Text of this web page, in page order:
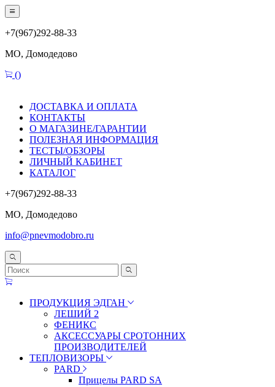
+7(967)292-88-33
МО, Домодедово
()
ДОСТАВКА И ОПЛАТА
КОНТАКТЫ
О МАГАЗИНЕ/ГАРАНТИИ
ПОЛЕЗНАЯ ИНФОРМАЦИЯ
ТЕСТЫ/ОБЗОРЫ
ЛИЧНЫЙ КАБИНЕТ
КАТАЛОГ
+7(967)292-88-33
МО, Домодедово
info@pnevmodobro.ru
ПРОДУКЦИЯ ЭДГАН
ЛЕШИЙ 2
ФЕНИКС
АКСЕССУАРЫ СРОТОННИХ
ПРОИЗВОДИТЕЛЕЙ
ТЕПЛОВИЗОРЫ
PARD
Прицелы PARD SA